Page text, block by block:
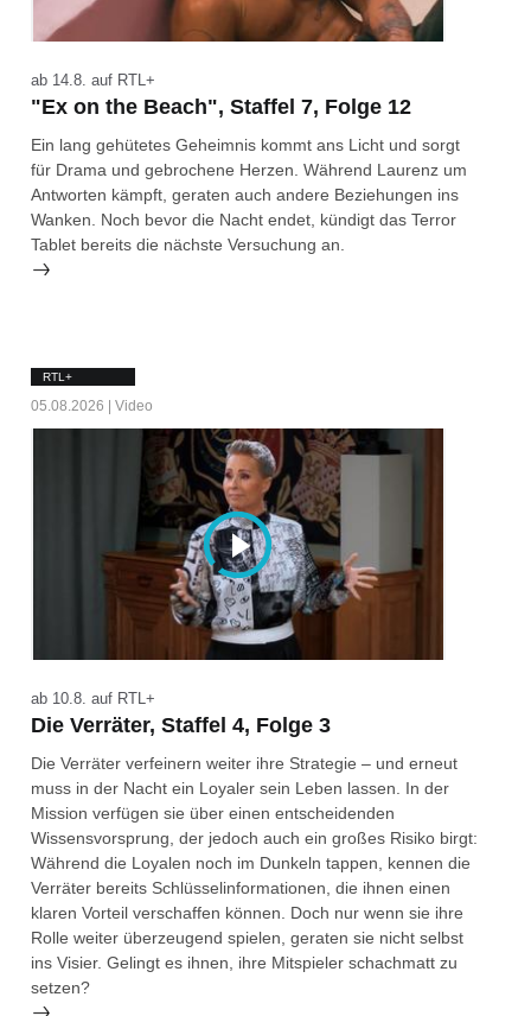
ab 14.8. auf RTL+
"Ex on the Beach", Staffel 7, Folge 12
Ein lang gehütetes Geheimnis kommt ans Licht und sorgt
für Drama und gebrochene Herzen. Während Laurenz um
Antworten kämpft, geraten auch andere Beziehungen ins
Wanken. Noch bevor die Nacht endet, kündigt das Terror
Tablet bereits die nächste Versuchung an.
RTL+
05.08.2026 | Video
ab 10.8. auf RTL+
Die Verräter, Staffel 4, Folge 3
Die Verräter verfeinern weiter ihre Strategie – und erneut
muss in der Nacht ein Loyaler sein Leben lassen. In der
Mission verfügen sie über einen entscheidenden
Wissensvorsprung, der jedoch auch ein großes Risiko birgt:
Während die Loyalen noch im Dunkeln tappen, kennen die
Verräter bereits Schlüsselinformationen, die ihnen einen
klaren Vorteil verschaffen können. Doch nur wenn sie ihre
Rolle weiter überzeugend spielen, geraten sie nicht selbst
ins Visier. Gelingt es ihnen, ihre Mitspieler schachmatt zu
setzen?